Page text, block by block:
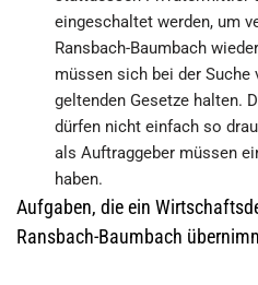
eingeschaltet werden, um
Ransbach-Baumbach
müssen sich bei der Suche
geltenden Gesetze halten.
dürfen nicht einfach so
als Auftraggeber müssen
haben.
Aufgaben, die ein
Ransbach-Baumbach